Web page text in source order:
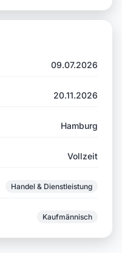
09.07.2026
20.11.2026
Hamburg
Vollzeit
Handel & Dienstleistung
Kaufmännisch